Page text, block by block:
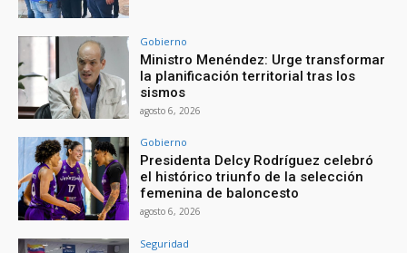
Gobierno
Ministro Menéndez: Urge transformar
la planificación territorial tras los
sismos
agosto 6, 2026
Gobierno
Presidenta Delcy Rodríguez celebró
el histórico triunfo de la selección
femenina de baloncesto
agosto 6, 2026
Seguridad